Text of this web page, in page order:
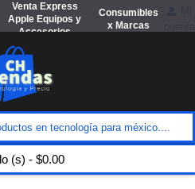
Venta Express
Apple Equipos y
Accesorios
Consumibles
x Marcas
(s) - $0.00